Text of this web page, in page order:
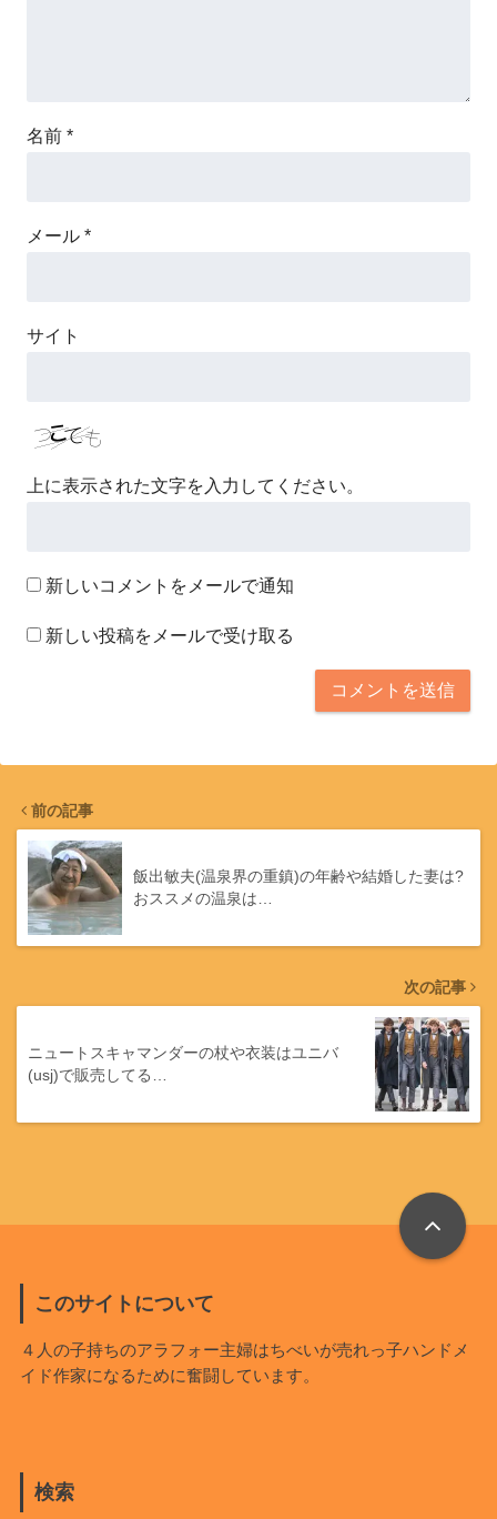
名前 *
メール *
サイト
上に表示された文字を入力してください。
新しいコメントをメールで通知
新しい投稿をメールで受け取る
前の記事
飯出敏夫(温泉界の重鎮)の年齢や結婚した妻は?
おススメの温泉は…
次の記事
ニュートスキャマンダーの杖や衣装はユニバ
(usj)で販売してる…
このサイトについて
４人の子持ちのアラフォー主婦はちべいが売れっ子ハンドメ
イド作家になるために奮闘しています。
検索